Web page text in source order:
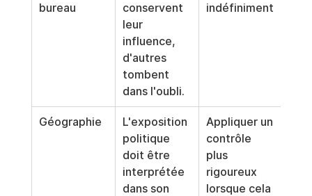
bureau
conservent
leur
influence,
d'autres
tombent
dans l'oubli.
indéfiniment
Géographie
L'exposition
politique
doit être
interprétée
dans son
Appliquer un
contrôle
plus
rigoureux
lorsque cela